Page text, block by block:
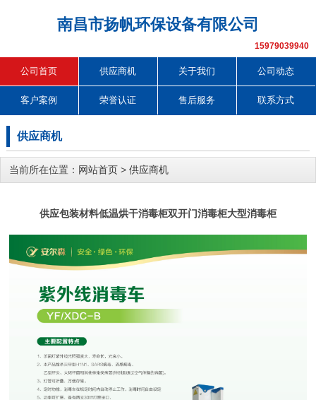
南昌市扬帆环保设备有限公司
15979039940
公司首页 供应商机 关于我们 公司动态
客户案例 荣誉认证 售后服务 联系方式
供应商机
当前所在位置： 网站首页 > 供应商机
供应包装材料低温烘干消毒柜双开门消毒柜大型消毒柜